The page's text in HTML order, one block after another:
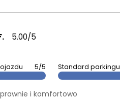
5.00/5
5/5 Standard parkingu
i komfortowo